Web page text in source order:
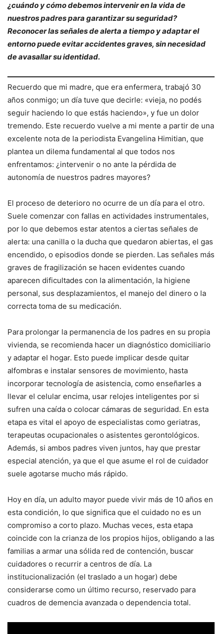
¿cuándo y cómo debemos intervenir en la vida de
nuestros padres para garantizar su seguridad?
Reconocer las señales de alerta a tiempo y adaptar el
entorno puede evitar accidentes graves, sin necesidad
de avasallar su identidad.
Recuerdo que mi madre, que era enfermera, trabajó 30
años conmigo; un día tuve que decirle: «vieja, no podés
seguir haciendo lo que estás haciendo», y fue un dolor
tremendo. Este recuerdo vuelve a mi mente a partir de una
excelente nota de la periodista Evangelina Himitian, que
plantea un dilema fundamental al que todos nos
enfrentamos: ¿intervenir o no ante la pérdida de
autonomía de nuestros padres mayores?
El proceso de deterioro no ocurre de un día para el otro.
Suele comenzar con fallas en actividades instrumentales,
por lo que debemos estar atentos a ciertas señales de
alerta: una canilla o la ducha que quedaron abiertas, el gas
encendido, o episodios donde se pierden. Las señales más
graves de fragilización se hacen evidentes cuando
aparecen dificultades con la alimentación, la higiene
personal, sus desplazamientos, el manejo del dinero o la
correcta toma de su medicación.
Para prolongar la permanencia de los padres en su propia
vivienda, se recomienda hacer un diagnóstico domiciliario
y adaptar el hogar. Esto puede implicar desde quitar
alfombras e instalar sensores de movimiento, hasta
incorporar tecnología de asistencia, como enseñarles a
llevar el celular encima, usar relojes inteligentes por si
sufren una caída o colocar cámaras de seguridad. En esta
etapa es vital el apoyo de especialistas como geriatras,
terapeutas ocupacionales o asistentes gerontológicos.
Además, si ambos padres viven juntos, hay que prestar
especial atención, ya que el que asume el rol de cuidador
suele agotarse mucho más rápido.
Hoy en día, un adulto mayor puede vivir más de 10 años en
esta condición, lo que significa que el cuidado no es un
compromiso a corto plazo. Muchas veces, esta etapa
coincide con la crianza de los propios hijos, obligando a las
familias a armar una sólida red de contención, buscar
cuidadores o recurrir a centros de día. La
institucionalización (el traslado a un hogar) debe
considerarse como un último recurso, reservado para
cuadros de demencia avanzada o dependencia total.